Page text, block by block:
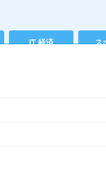
IT 経済 ス